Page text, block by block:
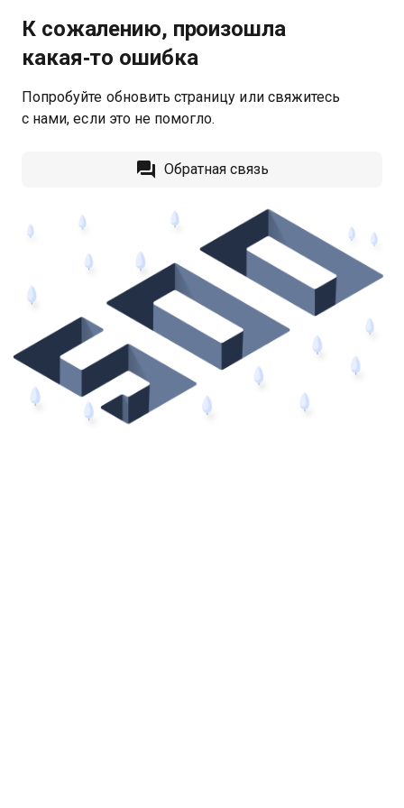
К сожалению, произошла
какая‑то ошибка
Попробуйте обновить страницу или свяжитесь
с нами, если это не помогло.
Обратная связь